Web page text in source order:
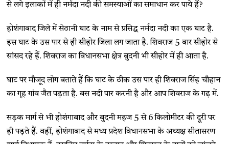
से लगे इलाकों में ही नर्मदा नदी की समस्याओं का समाधान कर पाये हैं?
होशंगाबाद जिले में सेठानी घाट के नाम से प्रसिद्ध नर्मदा नदी का एक घाट है.
इस घाट के उस पार से ही सीहोर जिला लग जाता है. शिवराज 5 बार सीहोर से
सांसद रहे हैं. शिवराज का विधानसभा क्षेत्र बुदनी भी सीहोर में ही आता है.
घाट पर मौजूद लोग बताते हैं कि घाट के ठीक उस पार ही शिवराज सिंह चौहान
का गृह गांव जैत पड़ता है. बस नदी पार करनी है और आप शिवराज के गढ़ में.
सड़क मार्ग से भी होशंगाबाद और बुदनी महज 5 से 6 किलोमीटर की दूरी पर
ही पड़ते हैं. वहीं, होशंगाबाद से मध्य प्रदेश विधानसभा के अध्यक्ष सीतासरण